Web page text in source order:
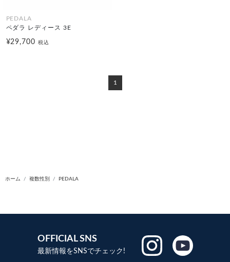
PEDALA
ペダラ レディース 3E
¥29,700税込
1
ホーム 複数性別 PEDALA
OFFICIAL SNS
最新情報をSNSでチェック!